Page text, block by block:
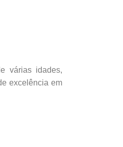
várias idades,
excelência em